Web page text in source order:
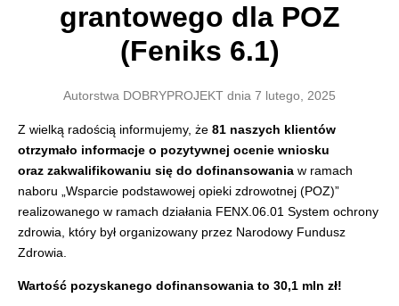
grantowego dla POZ
(Feniks 6.1)
Autorstwa DOBRYPROJEKT dnia 7 lutego, 2025
Z wielką radością informujemy, że 81 naszych klientów
otrzymało informacje o pozytywnej ocenie wniosku
oraz zakwalifikowaniu się do dofinansowania w ramach
naboru „Wsparcie podstawowej opieki zdrowotnej (POZ)”
realizowanego w ramach działania FENX.06.01 System ochrony
zdrowia, który był organizowany przez Narodowy Fundusz
Zdrowia.
Wartość pozyskanego dofinansowania to 30,1 mln zł!